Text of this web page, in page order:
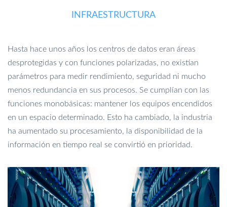
INFRAESTRUCTURA
Hasta hace unos años los centros de datos eran áreas
desprotegidas y con funciones polarizadas, no existían
parámetros para medir rendimiento, seguridad ni mucho
menos redundancia en sus procesos. Se cumplían con las
funciones monobásicas: mantener los equipos encendidos
en un espacio determinado. Esto ha cambiado, la industria
ha aumentado su procesamiento, la disponibilidad de la
información en tiempo real se convirtió en prioridad.